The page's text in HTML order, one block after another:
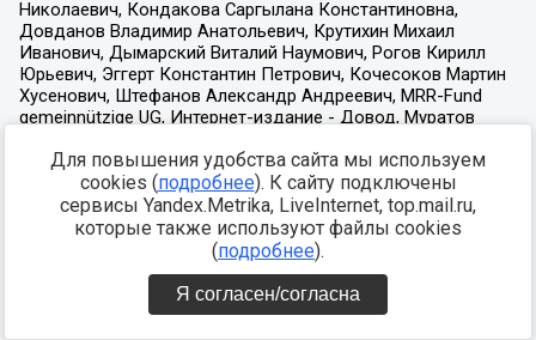
Для повышения удобства сайта мы используем
cookies (подробнее). К сайту подключены
сервисы Yandex.Metrika, LiveInternet, top.mail.ru,
которые также используют файлы cookies
(подробнее).
Я согласен/согласна